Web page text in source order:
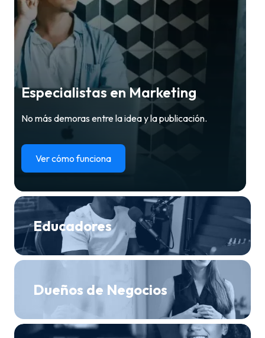
Especialistas en Marketing
No más demoras entre la idea y la publicación.
Ver cómo funciona
Educadores
Dueños de Negocios